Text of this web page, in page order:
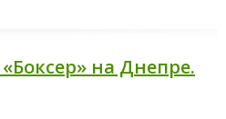
на Днепре.